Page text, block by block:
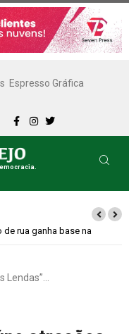
Espresso Gráfica
no Dia dos Pais
Lendas”…